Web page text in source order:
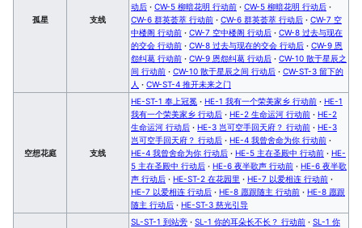
孤星 支线
动后 · CW-5 柳暗花明 行动前 · CW-5 柳暗花明 行动后 ·
CW-6 群英荟萃 行动前 · CW-6 群英荟萃 行动后 · CW-7 空
中楼阁 行动前 · CW-7 空中楼阁 行动后 · CW-8 过去与现在
的交会 行动前 · CW-8 过去与现在的交会 行动后 · CW-9 恩
怨纠葛 行动前 · CW-9 恩怨纠葛 行动后 · CW-10 散于星辰之
间 行动前 · CW-10 散于星辰之间 行动后 · CW-ST-3 留下的
人 · CW-ST-4 推开未来之门
空想花庭 支线
HE-ST-1 奉上冠冕 · HE-1 我有一个荣美家乡 行动前 · HE-1
我有一个荣美家乡 行动后 · HE-2 生命运河 行动前 · HE-2
生命运河 行动后 · HE-3 岂可空手回天府？ 行动前 · HE-3
岂可空手回天府？ 行动后 · HE-4 我曾舍命为你 行动前 ·
HE-4 我曾舍命为你 行动后 · HE-5 主在圣殿中 行动前 · HE-
5 主在圣殿中 行动后 · HE-6 夜半歌声 行动前 · HE-6 夜半歌
声 行动后 · HE-ST-2 在花园里 · HE-7 以爱相连 行动前 ·
HE-7 以爱相连 行动后 · HE-8 愿跟随主 行动前 · HE-8 愿跟
随主 行动后 · HE-ST-3 慈光引导
SL-ST-1 到站旁 · SL-1 你的耳朵长不长？ 行动前 · SL-1 你